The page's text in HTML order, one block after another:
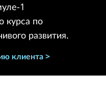
1
курса по
развития.
клиента >